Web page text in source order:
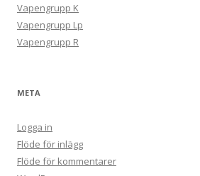
Vapengrupp K
Vapengrupp Lp
Vapengrupp R
META
Logga in
Flöde för inlägg
Flöde för kommentarer